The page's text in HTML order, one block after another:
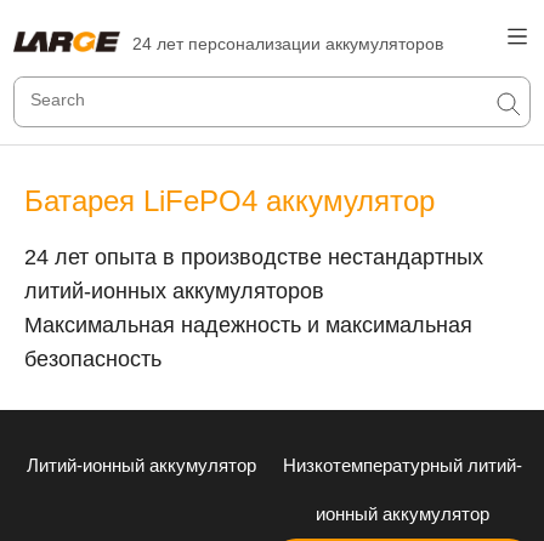
24 лет персонализации аккумуляторов
Батарея LiFePO4 аккумулятор
24 лет опыта в производстве нестандартных
литий-ионных аккумуляторов
Максимальная надежность и максимальная
безопасность
Литий-ионный аккумулятор Низкотемпературный литий-
ионный аккумулятор